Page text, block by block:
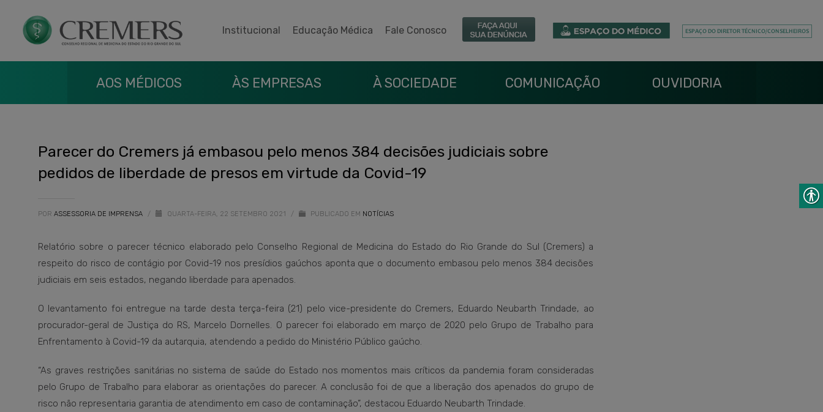
Institucional Educação Médica Fale Conosco
AOS MÉDICOS ÀS EMPRESAS À SOCIEDADE COMUNICAÇÃO OUVIDORIA
Parecer do Cremers já embasou pelo menos 384 decisões judiciais sobre
pedidos de liberdade de presos em virtude da Covid-19
POR ASSESSORIA DE IMPRENSA / QUARTA-FEIRA, 22 SETEMBRO 2021 / PUBLICADO EM NOTÍCIAS
Relatório sobre o parecer técnico elaborado pelo Conselho Regional de Medicina do Estado do Rio Grande do Sul (Cremers) a
respeito do risco de contágio por Covid-19 nos presídios gaúchos aponta que o documento embasou pelo menos 384 decisões
judiciais em seis estados, negando liberdade para apenados.
O levantamento foi entregue na tarde desta terça-feira (21) pelo vice-presidente do Cremers, Eduardo Neubarth Trindade, ao
procurador-geral de Justiça do RS, Marcelo Dornelles. O parecer foi elaborado em março de 2020 pelo Grupo de Trabalho para
Enfrentamento à Covid-19 da autarquia, atendendo a pedido do Ministério Público gaúcho.
“As graves restrições sanitárias no sistema de saúde do Estado nos momentos mais críticos da pandemia foram consideradas
pelo Grupo de Trabalho para elaborar as orientações do parecer. A conclusão foi de que a liberação dos apenados do grupo de
risco não representaria garantia de atendimento em caso de contaminação”, destacou Eduardo Neubarth Trindade.